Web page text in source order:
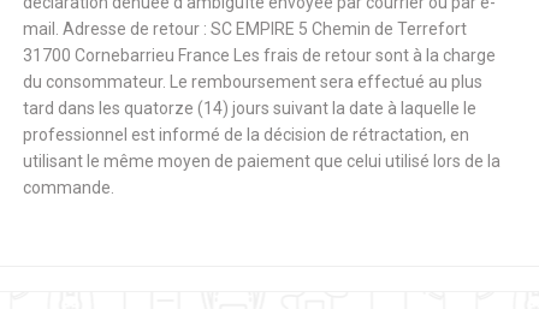
mail. Adresse de retour : SC EMPIRE 5 Chemin de Terrefort
31700 Cornebarrieu France Les frais de retour sont à la charge
du consommateur. Le remboursement sera effectué au plus
tard dans les quatorze (14) jours suivant la date à laquelle le
professionnel est informé de la décision de rétractation, en
utilisant le même moyen de paiement que celui utilisé lors de la
commande.